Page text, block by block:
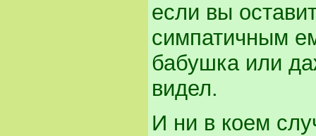
если вы
симпатичным
бабушка или
видел.
И ни в коем